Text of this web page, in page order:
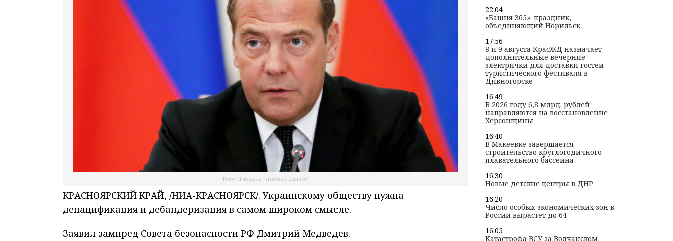
Фото ТГ-канала "Донбасс решает"
КРАСНОЯРСКИЙ КРАЙ, /НИА-КРАСНОЯРСК/. Украинскому обществу нужна
денацификация и дебандеризация в самом широком смысле.
Заявил зампред Совета безопасности РФ Дмитрий Медведев.
22:04
«Башня 365»: праздник,
объединяющий Норильск
17:56
8 и 9 августа КрасЖД назначает
дополнительные вечерние
электрички для доставки гостей
туристического фестиваля в
Дивногорске
16:49
В 2026 году 6,8 млрд. рублей
направляются на восстановление
Херсонщины
16:40
В Макеевке завершается
строительство круглогодичного
плавательного бассейна
16:30
Новые детские центры в ДНР
16:20
Число особых экономических зон в
России вырастет до 64
16:05
Катастрофа ВСУ за Волчанском